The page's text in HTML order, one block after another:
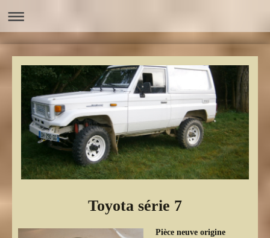
Toyota série 7
Pièce neuve origine